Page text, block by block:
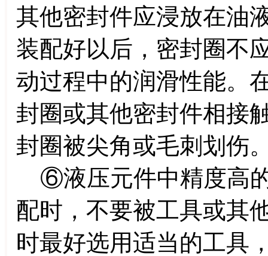
其他密封件应浸放在油
装配好以后，密封圈不
动过程中的润滑性能。
封圈或其他密封件相接
封圈被尖角或毛刺划伤
⑥液压元件中精度高
配时，不要被工具或其
时最好选用适当的工具